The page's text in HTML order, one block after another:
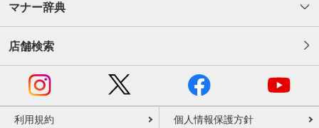
マナー辞典
店舗検索
利用規約 個人情報保護方針